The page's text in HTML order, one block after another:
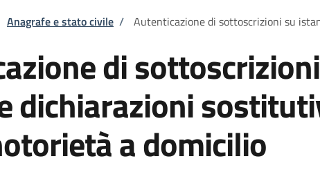
pane
Anagrafe e stato civile / Autenticazione di sottoscrizioni su
di
dichiarazioni
a domicilio